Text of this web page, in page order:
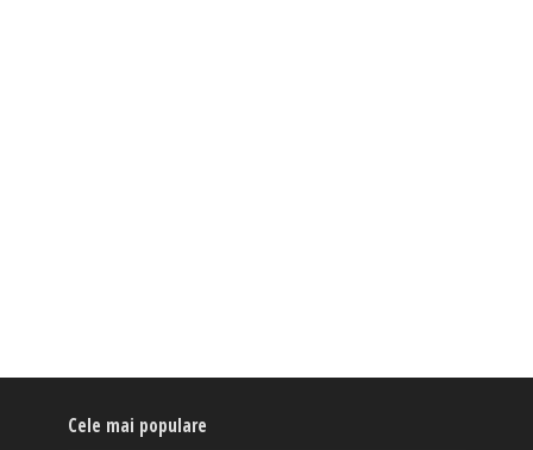
Cele mai populare